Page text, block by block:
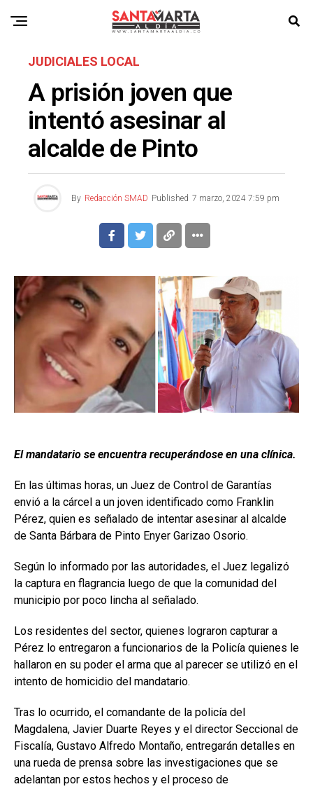
JUDICIALES LOCAL
A prisión joven que
intentó asesinar al
alcalde de Pinto
By Redacción SMAD Published 7 marzo, 2024 7:59 pm
El mandatario se encuentra recuperándose en una clínica.
En las últimas horas, un Juez de Control de Garantías
envió a la cárcel a un joven identificado como Franklin
Pérez, quien es señalado de intentar asesinar al alcalde
de Santa Bárbara de Pinto Enyer Garizao Osorio.
Según lo informado por las autoridades, el Juez legalizó
la captura en flagrancia luego de que la comunidad del
municipio por poco lincha al señalado.
Los residentes del sector, quienes lograron capturar a
Pérez lo entregaron a funcionarios de la Policía quienes le
hallaron en su poder el arma que al parecer se utilizó en el
intento de homicidio del mandatario.
Tras lo ocurrido, el comandante de la policía del
Magdalena, Javier Duarte Reyes y el director Seccional de
Fiscalía, Gustavo Alfredo Montaño, entregarán detalles en
una rueda de prensa sobre las investigaciones que se
adelantan por estos hechos y el proceso de